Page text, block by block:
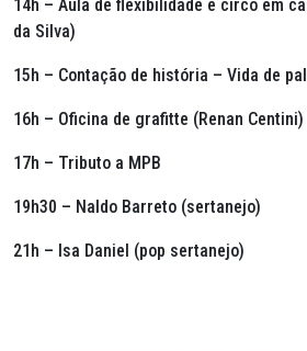
14h – Aula de flexibilidade e circo em
da Silva)
15h – Contação de história – Vida de
16h – Oficina de grafitte (Renan Centini)
17h – Tributo a MPB
19h30 – Naldo Barreto (sertanejo)
21h – Isa Daniel (pop sertanejo)